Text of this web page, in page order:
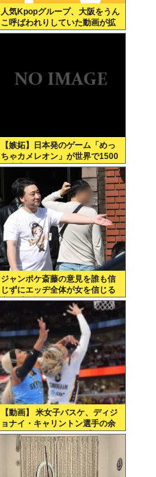
人気Kpopグループ、大阪をうん
こ呼ばわれりしていた動画が拡
散www
【嫉妬】日本発のゲーム「めっ
ちゃカメレオン」が世界で1500
万本売れる
ジャンポケ斎藤の意見を誰も信
じずにエッヂ全体が女を信じる
空気感、怖すぎる
【動画】 米女子バスケ、ディジ
ョナイ・キャリントン選手の余
りにあからさまなラフプレーに
批判殺到